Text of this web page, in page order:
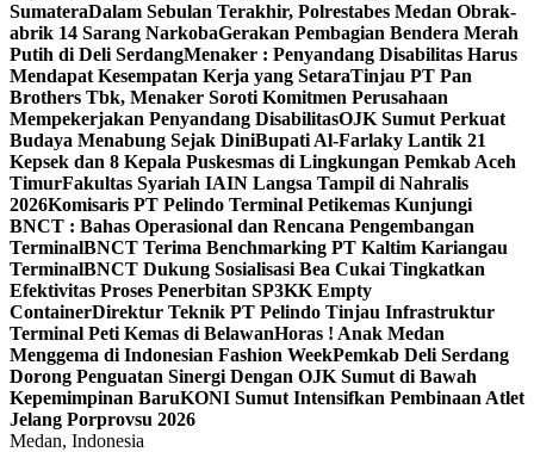
SumateraDalam Sebulan Terakhir, Polrestabes Medan Obrak-
abrik 14 Sarang NarkobaGerakan Pembagian Bendera Merah
Putih di Deli SerdangMenaker : Penyandang Disabilitas Harus
Mendapat Kesempatan Kerja yang SetaraTinjau PT Pan
Brothers Tbk, Menaker Soroti Komitmen Perusahaan
Mempekerjakan Penyandang DisabilitasOJK Sumut Perkuat
Budaya Menabung Sejak DiniBupati Al-Farlaky Lantik 21
Kepsek dan 8 Kepala Puskesmas di Lingkungan Pemkab Aceh
TimurFakultas Syariah IAIN Langsa Tampil di Nahralis
2026Komisaris PT Pelindo Terminal Petikemas Kunjungi
BNCT : Bahas Operasional dan Rencana Pengembangan
TerminalBNCT Terima Benchmarking PT Kaltim Kariangau
TerminalBNCT Dukung Sosialisasi Bea Cukai Tingkatkan
Efektivitas Proses Penerbitan SP3KK Empty
ContainerDirektur Teknik PT Pelindo Tinjau Infrastruktur
Terminal Peti Kemas di BelawanHoras ! Anak Medan
Menggema di Indonesian Fashion WeekPemkab Deli Serdang
Dorong Penguatan Sinergi Dengan OJK Sumut di Bawah
Kepemimpinan BaruKONI Sumut Intensifkan Pembinaan Atlet
Jelang Porprovsu 2026
Medan, Indonesia